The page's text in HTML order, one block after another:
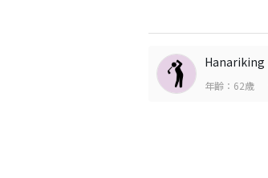
Hanariking
年齢：62歳